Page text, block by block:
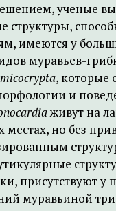
ученые
структуры,
имеются у
муравьев-
, которые
и
живут на
местах, но без
присутствуют у
муравьиной